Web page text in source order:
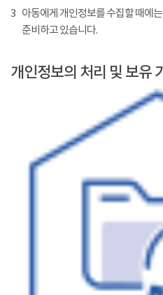
3 아동에게 개인정보를 수집할 때에
준비하고 있습니다.
개인정보의 처리 및 보유